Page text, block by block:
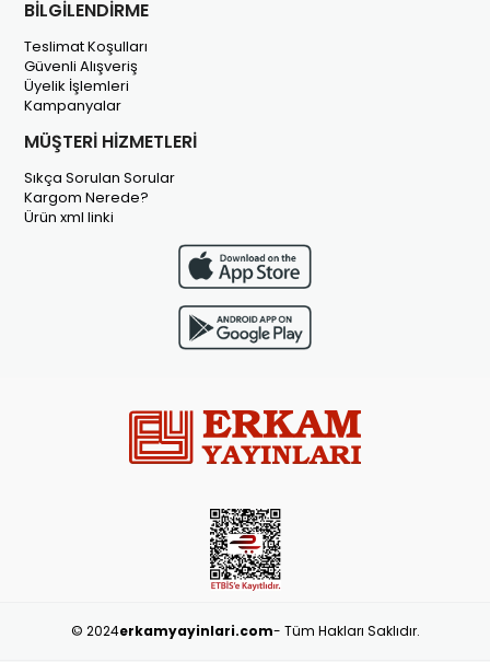
BİLGİLENDİRME
Teslimat Koşulları
Güvenli Alışveriş
Üyelik İşlemleri
Kampanyalar
MÜŞTERİ HİZMETLERİ
Sıkça Sorulan Sorular
Kargom Nerede?
Ürün xml linki
© 2024erkamyayinlari.com- Tüm Hakları Saklıdır.